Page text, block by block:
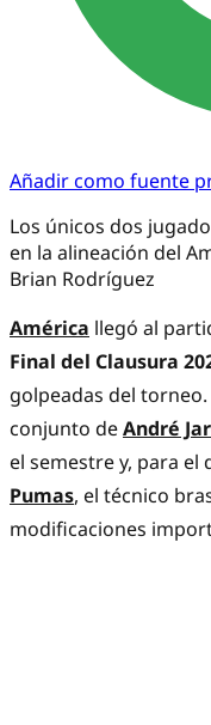
Añadir como fuente
Los únicos dos
en la alineación del
Brian Rodríguez
América llegó al
Final del Clausura
golpeadas del
conjunto deAndré
el semestre y, para
Pumas, el técnico
modificaciones